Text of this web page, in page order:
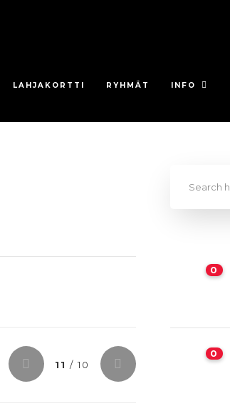
LAHJAKORTTI RYHMÄT INFO
11 / 10
0
0